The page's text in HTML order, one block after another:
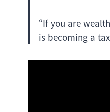
“If you are
is becoming a